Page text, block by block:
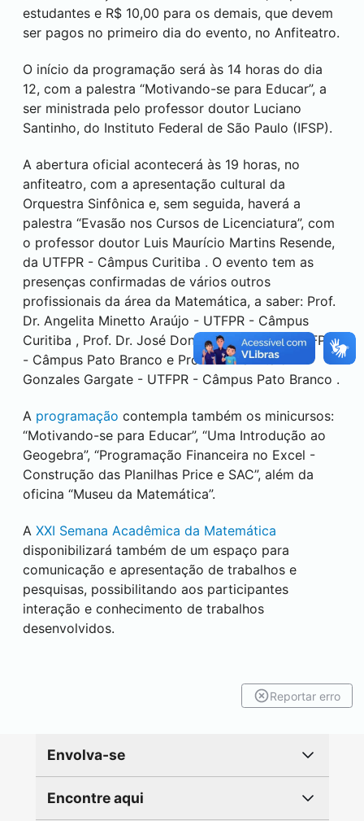
estudantes e R$ 10,00 para os demais, que devem
ser pagos no primeiro dia do evento, no Anfiteatro.
O início da programação será às 14 horas do dia
12, com a palestra “Motivando-se para Educar”, a
ser ministrada pelo professor doutor Luciano
Santinho, do Instituto Federal de São Paulo (IFSP).
A abertura oficial acontecerá às 19 horas, no
anfiteatro, com a apresentação cultural da
Orquestra Sinfônica e, sem seguida, haverá a
palestra “Evasão nos Cursos de Licenciatura”, com
o professor doutor Luis Maurício Martins Resende,
da UTFPR - Câmpus Curitiba . O evento tem as
presenças confirmadas de vários outros
profissionais da área da Matemática, a saber: Prof.
Dr. Angelita Minetto Araújo - UTFPR - Câmpus
Curitiba , Prof. Dr. José Donizetti de Lima - UTFPR
- Câmpus Pato Branco e Prof. Dr. Ivan Italo
Gonzales Gargate - UTFPR - Câmpus Pato Branco .
A programação contempla também os minicursos:
“Motivando-se para Educar”, “Uma Introdução ao
Geogebra”, “Programação Financeira no Excel -
Construção das Planilhas Price e SAC”, além da
oficina “Museu da Matemática”.
A XXI Semana Acadêmica da Matemática
disponibilizará também de um espaço para
comunicação e apresentação de trabalhos e
pesquisas, possibilitando aos participantes
interação e conhecimento de trabalhos
desenvolvidos.
Reportar erro
Envolva-se
Encontre aqui